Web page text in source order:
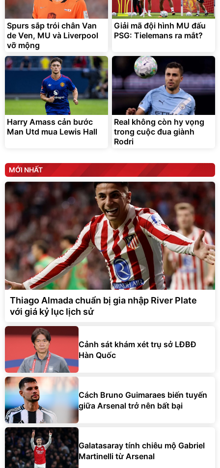
chống nóng giúp thoải mái
trong di chuyển
295.000đ
Đã bán nhiều
Spurs sắp trói chân Van
de Ven, MU và Liverpool
vỡ mộng
Giải mã đội hình MU đấu
PSG: Tielemans ra mắt?
Harry Amass cản bước
Man Utd mua Lewis Hall
Real không còn hy vọng
trong cuộc đua giành
Rodri
MỚI NHẤT
Thiago Almada chuẩn bị gia nhập River Plate
với giá kỷ lục lịch sử
Cảnh sát khám xét trụ sở LĐBĐ
Hàn Quốc
Cách Bruno Guimaraes biến tuyến
giữa Arsenal trở nên bất bại
Galatasaray tính chiêu mộ Gabriel
Martinelli từ Arsenal